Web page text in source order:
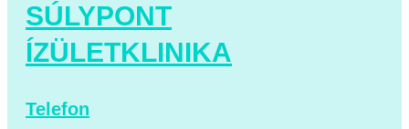
SÚLYPONT
ÍZÜLETKLINIKA
Telefon